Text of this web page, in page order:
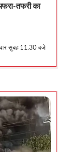
तफरी का
सुबह 11.30 बजे